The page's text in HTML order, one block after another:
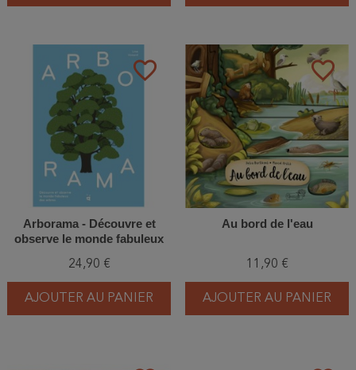
favorite_border
Arborama - Découvre et
observe le monde fabuleux
24,90 €
AJOUTER AU PANIER
favorite_border
Au bord de l'eau
11,90 €
AJOUTER AU PANIER